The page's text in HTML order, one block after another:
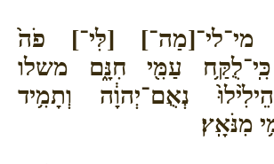
[לִּי־] פֹה֙
כִּֽי־לֻקַּ֥ח עַמִּ֖י חִנָּ֑ם משלו
נְאֻם־יְהוָ֔ה וְתָמִ֥יד
מִנֹּאָֽץ׃